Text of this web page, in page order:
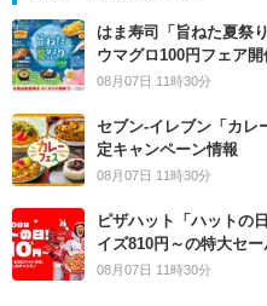
はま寿司「旨ねた夏祭
ウマグロ100円フェア開
08月07日 11時30分
セブン‐イレブン「カレ
定キャンペーン情報
08月07日 11時30分
ピザハット「ハットの
イズ810円～の特大セ
08月07日 11時30分